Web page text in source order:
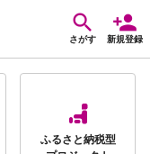
さがす 新規登録
ふるさと納税型